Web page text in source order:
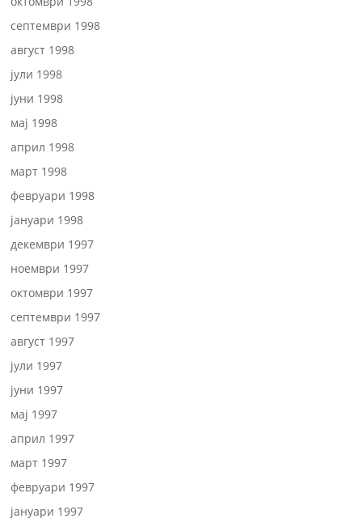
септември 1998
август 1998
јули 1998
јуни 1998
мај 1998
април 1998
март 1998
февруари 1998
јануари 1998
декември 1997
ноември 1997
октомври 1997
септември 1997
август 1997
јули 1997
јуни 1997
мај 1997
април 1997
март 1997
февруари 1997
јануари 1997